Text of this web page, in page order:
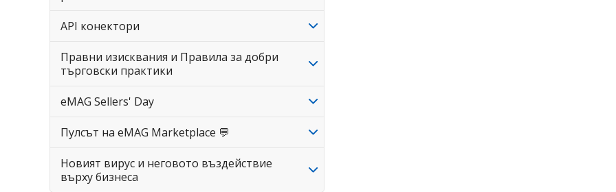
API конектори
Правни изисквания и Правила за добри
търговски практики
eMAG Sellers' Day
Пулсът на eMAG Marketplace 💬
Новият вирус и неговото въздействие
върху бизнеса